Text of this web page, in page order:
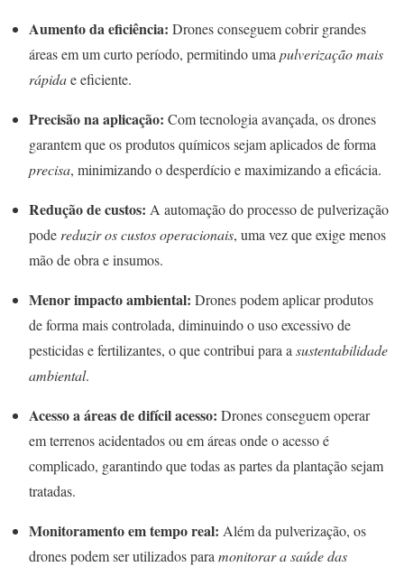
Aumento da eficiência: Drones conseguem cobrir grandes
áreas em um curto período, permitindo umapulverização mais
rápidae eficiente.
Precisão na aplicação: Com tecnologia avançada, os drones
garantem que os produtos químicos sejam aplicados de forma
precisa, minimizando o desperdício e maximizando a eficácia.
Redução de custos: A automação do processo de pulverização
podereduzir os custos operacionais, uma vez que exige menos
mão de obra e insumos.
Menor impacto ambiental: Drones podem aplicar produtos
de forma mais controlada, diminuindo o uso excessivo de
pesticidas e fertilizantes, o que contribui para asustentabilidade
ambiental.
Acesso a áreas de difícil acesso: Drones conseguem operar
em terrenos acidentados ou em áreas onde o acesso é
complicado, garantindo que todas as partes da plantação sejam
tratadas.
Monitoramento em tempo real: Além da pulverização, os
drones podem ser utilizados paramonitorar a saúde das